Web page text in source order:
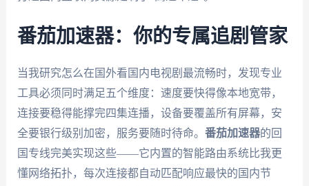
番茄加速器：你的专属追剧管家
当我研究怎么在国外看国内电视剧最流畅时，发现专业
工具必须同时满足五个维度：速度要快得像本地宽带，
连接要稳得能撑完四集连播，设备要覆盖所有屏幕，安
全要银行级别加密，服务要随时待命。 番茄加速器的回
国专线完美实现这些——它内置的智能路由系统比我更
懂网络拓扑，每次连接都自动匹配响应最快的国内节